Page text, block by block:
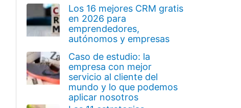
Los 16 mejores CRM gratis
en 2026 para
emprendedores,
autónomos y empresas
Caso de estudio: la
empresa con mejor
servicio al cliente del
mundo y lo que podemos
aplicar nosotros